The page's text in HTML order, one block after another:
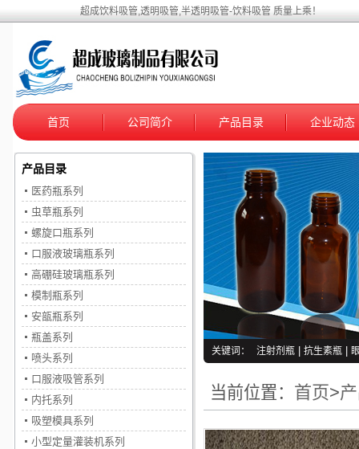
超成饮料吸管,透明吸管,半透明吸管-饮料吸管 质量上乘！
首页 公司简介 产品目录 企业动态
关键词： 注射剂瓶 抗生素瓶
当前位置： 首页>
产品目录
医药瓶系列
虫草瓶系列
螺旋口瓶系列
口服液玻璃瓶系列
高硼硅玻璃瓶系列
模制瓶系列
安瓿瓶系列
瓶盖系列
喷头系列
口服液吸管系列
内托系列
吸塑模具系列
小型定量灌装机系列